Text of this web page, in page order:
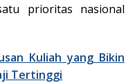
prioritas nasional
Kuliah yang Bikin
Tertinggi